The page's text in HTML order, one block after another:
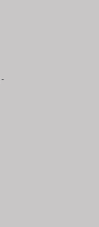
-